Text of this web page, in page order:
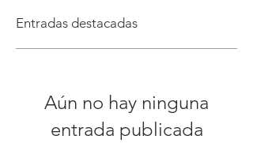
Entradas destacadas
Aún no hay ninguna
entrada publicada